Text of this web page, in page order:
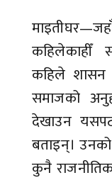
कहिलेकाहीँ
कहिले शासन
समाजको
देखाउन
बताइन्।
कुनै